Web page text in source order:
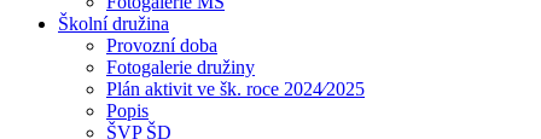
Školní družina
Provozní doba
Fotogalerie družiny
Plán aktivit ve šk. roce 2024⁄2025
Popis
ŠVP ŠD